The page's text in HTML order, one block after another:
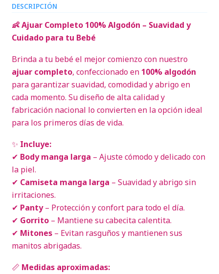
DESCRIPCIÓN
👶 Ajuar Completo 100% Algodón – Suavidad y
Cuidado para tu Bebé
Brinda a tu bebé el mejor comienzo con nuestro
ajuar completo, confeccionado en 100% algodón
para garantizar suavidad, comodidad y abrigo en
cada momento. Su diseño de alta calidad y
fabricación nacional lo convierten en la opción ideal
para los primeros días de vida.
✨ Incluye:
✔ Body manga larga – Ajuste cómodo y delicado con
la piel.
✔ Camiseta manga larga – Suavidad y abrigo sin
irritaciones.
✔ Panty– Protección y confort para todo el día.
✔ Gorrito – Mantiene su cabecita calentita.
✔ Mitones – Evitan rasguños y mantienen sus
manitos abrigadas.
📏 Medidas aproximadas: